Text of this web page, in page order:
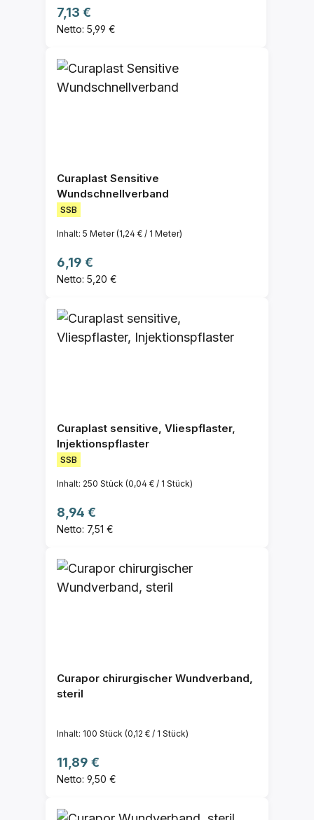
Regulärer Preis:
7,13 €
Netto: 5,99 €
Curaplast Sensitive
Wundschnellverband
SSB
Inhalt: 5 Meter(1,24 € / 1 Meter)
Regulärer Preis:
6,19 €
Netto: 5,20 €
Curaplast sensitive, Vliespflaster,
Injektionspflaster
SSB
Inhalt: 250 Stück (0,04 € / 1 Stück)
Regulärer Preis:
8,94 €
Netto: 7,51 €
Curapor chirurgischer Wundverband,
steril
Inhalt: 100 Stück (0,12 € / 1 Stück)
Regulärer Preis:
11,89 €
Netto: 9,50 €